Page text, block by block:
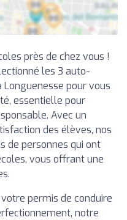
près de chez vous !
les 3 auto-
pour vous
essentielle pour
Avec un
des élèves, nos
de personnes qui ont
vous offrant une
permis de conduire
notre